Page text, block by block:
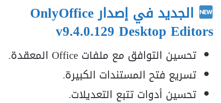
الجديد في إصدارOnlyOffice
v9.4.0.129 Desktop Editors
تحسين التوافق مع ملفات Office المعقدة.
تسريع فتح المستندات الكبيرة.
تحسين أدوات تتبع التعديلات.